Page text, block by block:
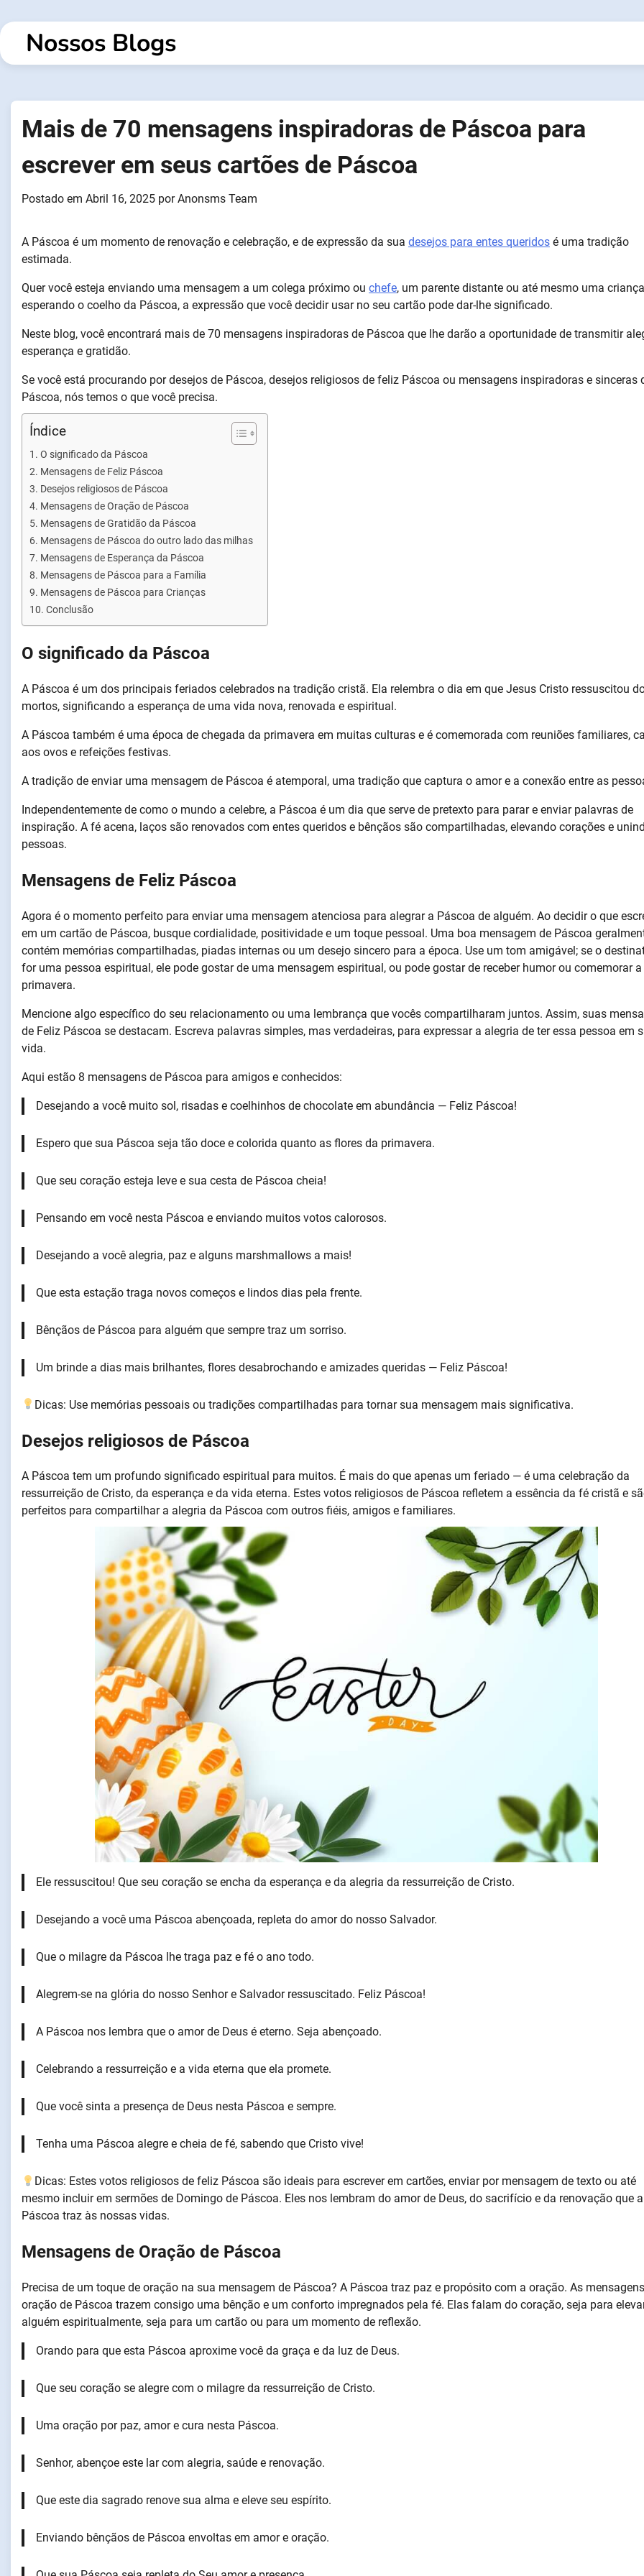
para
conteúdoNossos Blogs
Mais de 70 mensagens inspiradoras de Páscoa para
escrever em seus cartões de Páscoa
Postado em Abril 16, 2025 porAnonsms Team
A Páscoa é um momento de renovação e celebração, e de expressão da sua desejos para entes queridos é uma tradição
estimada.
Quer você esteja enviando uma mensagem a um colega próximo ou chefe, um parente distante ou até mesmo uma criança
esperando o coelho da Páscoa, a expressão que você decidir usar no seu cartão pode dar-lhe significado.
Neste blog, você encontrará mais de 70 mensagens inspiradoras de Páscoa que lhe darão a oportunidade de transmitir
esperança e gratidão.
Se você está procurando por desejos de Páscoa, desejos religiosos de feliz Páscoa ou mensagens inspiradoras e sinceras
Páscoa, nós temos o que você precisa.
Índice
O significado da Páscoa
Mensagens de Feliz Páscoa
Desejos religiosos de Páscoa
Mensagens de Oração de Páscoa
Mensagens de Gratidão da Páscoa
Mensagens de Páscoa do outro lado das milhas
Mensagens de Esperança da Páscoa
Mensagens de Páscoa para a Família
Mensagens de Páscoa para Crianças
Conclusão
O significado da Páscoa
A Páscoa é um dos principais feriados celebrados na tradição cristã. Ela relembra o dia em que Jesus Cristo ressuscitou
mortos, significando a esperança de uma vida nova, renovada e espiritual.
A Páscoa também é uma época de chegada da primavera em muitas culturas e é comemorada com reuniões familiares,
aos ovos e refeições festivas.
A tradição de enviar uma mensagem de Páscoa é atemporal, uma tradição que captura o amor e a conexão entre as
Independentemente de como o mundo a celebre, a Páscoa é um dia que serve de pretexto para parar e enviar palavras de
inspiração. A fé acena, laços são renovados com entes queridos e bênçãos são compartilhadas, elevando corações e
pessoas.
Mensagens de Feliz Páscoa
Agora é o momento perfeito para enviar uma mensagem atenciosa para alegrar a Páscoa de alguém. Ao decidir o que
em um cartão de Páscoa, busque cordialidade, positividade e um toque pessoal. Uma boa mensagem de Páscoa
contém memórias compartilhadas, piadas internas ou um desejo sincero para a época. Use um tom amigável; se o
for uma pessoa espiritual, ele pode gostar de uma mensagem espiritual, ou pode gostar de receber humor ou comemorar a
primavera.
Mencione algo específico do seu relacionamento ou uma lembrança que vocês compartilharam juntos. Assim, suas
de Feliz Páscoa se destacam. Escreva palavras simples, mas verdadeiras, para expressar a alegria de ter essa pessoa em
vida.
Aqui estão 8 mensagens de Páscoa para amigos e conhecidos:
Desejando a você muito sol, risadas e coelhinhos de chocolate em abundância — Feliz Páscoa!
Espero que sua Páscoa seja tão doce e colorida quanto as flores da primavera.
Que seu coração esteja leve e sua cesta de Páscoa cheia!
Pensando em você nesta Páscoa e enviando muitos votos calorosos.
Desejando a você alegria, paz e alguns marshmallows a mais!
Que esta estação traga novos começos e lindos dias pela frente.
Bênçãos de Páscoa para alguém que sempre traz um sorriso.
Um brinde a dias mais brilhantes, flores desabrochando e amizades queridas — Feliz Páscoa!
Dicas: Use memórias pessoais ou tradições compartilhadas para tornar sua mensagem mais significativa.
Desejos religiosos de Páscoa
A Páscoa tem um profundo significado espiritual para muitos. É mais do que apenas um feriado — é uma celebração da
ressurreição de Cristo, da esperança e da vida eterna. Estes votos religiosos de Páscoa refletem a essência da fé cristã e
perfeitos para compartilhar a alegria da Páscoa com outros fiéis, amigos e familiares.
Ele ressuscitou! Que seu coração se encha da esperança e da alegria da ressurreição de Cristo.
Desejando a você uma Páscoa abençoada, repleta do amor do nosso Salvador.
Que o milagre da Páscoa lhe traga paz e fé o ano todo.
Alegrem-se na glória do nosso Senhor e Salvador ressuscitado. Feliz Páscoa!
A Páscoa nos lembra que o amor de Deus é eterno. Seja abençoado.
Celebrando a ressurreição e a vida eterna que ela promete.
Que você sinta a presença de Deus nesta Páscoa e sempre.
Tenha uma Páscoa alegre e cheia de fé, sabendo que Cristo vive!
Dicas: Estes votos religiosos de feliz Páscoa são ideais para escrever em cartões, enviar por mensagem de texto ou até
mesmo incluir em sermões de Domingo de Páscoa. Eles nos lembram do amor de Deus, do sacrifício e da renovação que a
Páscoa traz às nossas vidas.
Mensagens de Oração de Páscoa
Precisa de um toque de oração na sua mensagem de Páscoa? A Páscoa traz paz e propósito com a oração. As
oração de Páscoa trazem consigo uma bênção e um conforto impregnados pela fé. Elas falam do coração, seja para
alguém espiritualmente, seja para um cartão ou para um momento de reflexão.
Orando para que esta Páscoa aproxime você da graça e da luz de Deus.
Que seu coração se alegre com o milagre da ressurreição de Cristo.
Uma oração por paz, amor e cura nesta Páscoa.
Senhor, abençoe este lar com alegria, saúde e renovação.
Que este dia sagrado renove sua alma e eleve seu espírito.
Enviando bênçãos de Páscoa envoltas em amor e oração.